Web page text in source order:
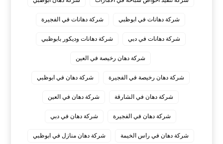
شركة دهانات في ابوظبي شركة دهانات في الفجيرة
شركة دهانات في دبي شركة دهانات وديكور بابوظبي
شركة دهان رخيصة في العين
شركة دهان رخيصة في الفجيرة شركة دهان في ابوظبي
شركة دهان في الشارقة شركة دهان في العين
شركة دهان في الفجيرة شركة دهان في دبي
شركة دهان في راس الخيمة شركة دهان منازل في ابوظبي